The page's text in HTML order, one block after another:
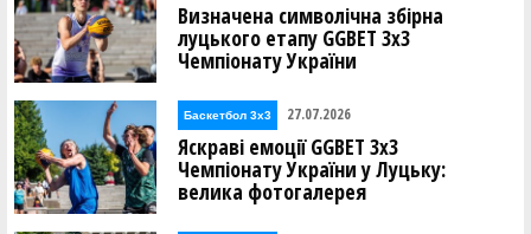
Визначена символічна збірна
луцького етапу GGBET 3х3
Чемпіонату України
Баскетбол 3х3 27.07.2026
Яскраві емоції GGBET 3х3
Чемпіонату України у Луцьку:
велика фотогалерея